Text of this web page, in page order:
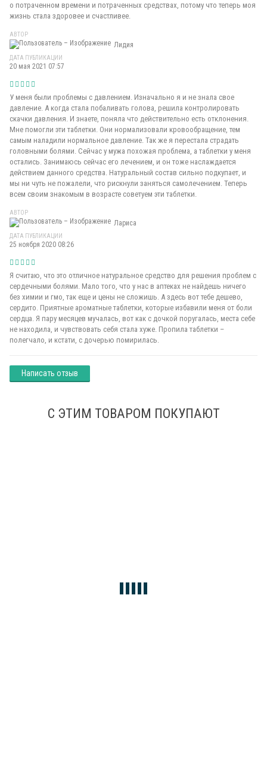
о потраченном времени и потраченных средствах, потому что теперь моя
жизнь стала здоровее и счастливее.
АВТОР
Лидия
ДАТА ПУБЛИКАЦИИ
20 мая 2021 07:57
У меня были проблемы с давлением. Изначально я и не знала свое
давление. А когда стала побаливать голова, решила контролировать
скачки давления. И знаете, поняла что действительно есть отклонения.
Мне помогли эти таблетки. Они нормализовали кровообращение, тем
самым наладили нормальное давление. Так же я перестала страдать
головными болями. Сейчас у мужа похожая проблема, а таблетки у меня
остались. Занимаюсь сейчас его лечением, и он тоже наслаждается
действием данного средства. Натуральный состав сильно подкупает, и
мы ни чуть не пожалели, что рискнули заняться самолечением. Теперь
всем своим знакомым в возрасте советуем эти таблетки.
АВТОР
Лариса
ДАТА ПУБЛИКАЦИИ
25 ноября 2020 08:26
Я считаю, что это отличное натуральное средство для решения проблем с
сердечными болями. Мало того, что у нас в аптеках не найдешь ничего
без химии и гмо, так еще и цены не сложишь. А здесь вот тебе дешево,
сердито. Приятные ароматные таблетки, которые избавили меня от боли
сердца. Я пару месяцев мучалась, вот как с дочкой поругалась, места себе
не находила, и чувствовать себя стала хуже. Пропила таблетки –
полегчало, и кстати, с дочерью помирилась.
Написать отзыв
С ЭТИМ ТОВАРОМ ПОКУПАЮТ